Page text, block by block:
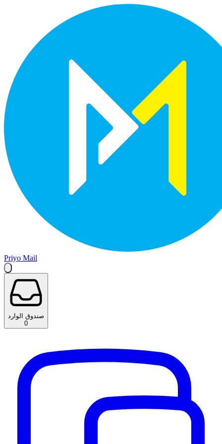
Priyo Mail
صندوق الوارد
0